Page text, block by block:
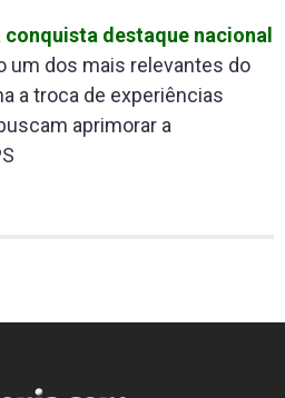
destaque nacional
um dos mais relevantes do
a troca de experiências
aprimorar a